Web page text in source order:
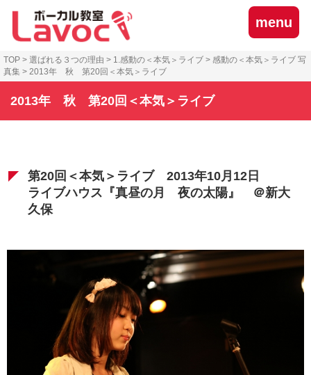
menu
TOP > 選ばれる３つの理由 > 1.感動の＜本気＞ライブ > 感動の＜本気＞ライブ 写
真集 > 2013年 秋 第20回＜本気＞ライブ
2013年 秋 第20回＜本気＞ライブ
第20回＜本気＞ライブ 2013年10月12日
ライブハウス『真昼の月 夜の太陽』 ＠新大
久保